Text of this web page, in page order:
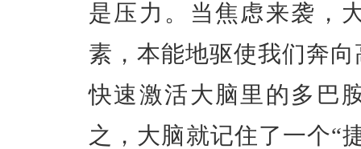
是压力。当焦虑来袭，
素，本能地驱使我们奔
快速激活大脑里的多巴
之，大脑就记住了一个“